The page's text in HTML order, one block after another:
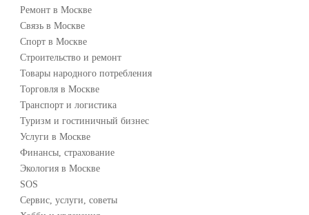
Ремонт в Москве
Связь в Москве
Спорт в Москве
Строительство и ремонт
Товары народного потребления
Торговля в Москве
Транспорт и логистика
Туризм и гостиничный бизнес
Услуги в Москве
Финансы, страхование
Экология в Москве
SOS
Сервис, услуги, советы